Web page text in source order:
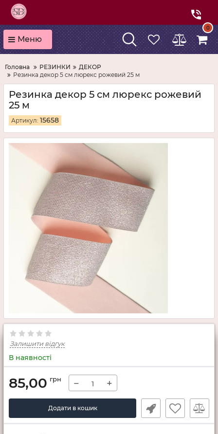
Меню
0
Головна РЕЗИНКИ
ДЕКОР
Резинка декор 5 см люрекс рожевий 25 м
Резинка декор 5 см люрекс рожевий
25 м
Артикул: 15658
Залишити відгук
В наявності
85,00 грн − +
Додати в кошик